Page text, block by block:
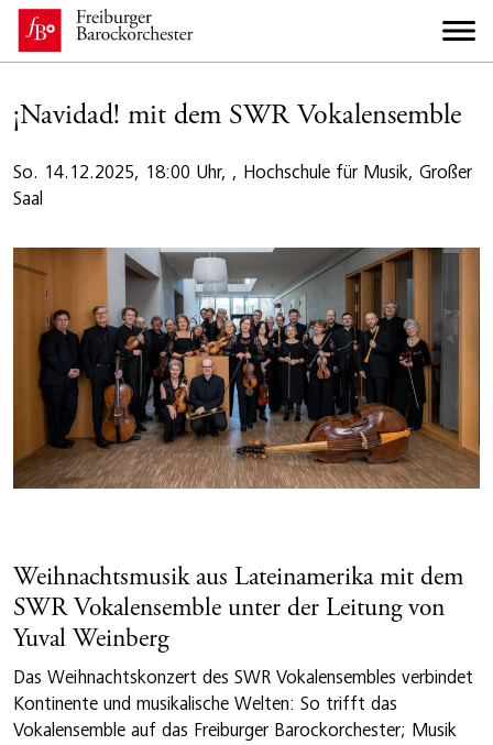
¡Navidad! mit dem SWR Vokalensemble
So. 14.12.2025, 18:00 Uhr, , Hochschule für Musik, Großer
Saal
Weihnachtsmusik aus Lateinamerika mit dem
SWR Vokalensemble unter der Leitung von
Yuval Weinberg
Das Weihnachtskonzert des SWR Vokalensembles verbindet
Kontinente und musikalische Welten: So trifft das
Vokalensemble auf das Freiburger Barockorchester; Musik